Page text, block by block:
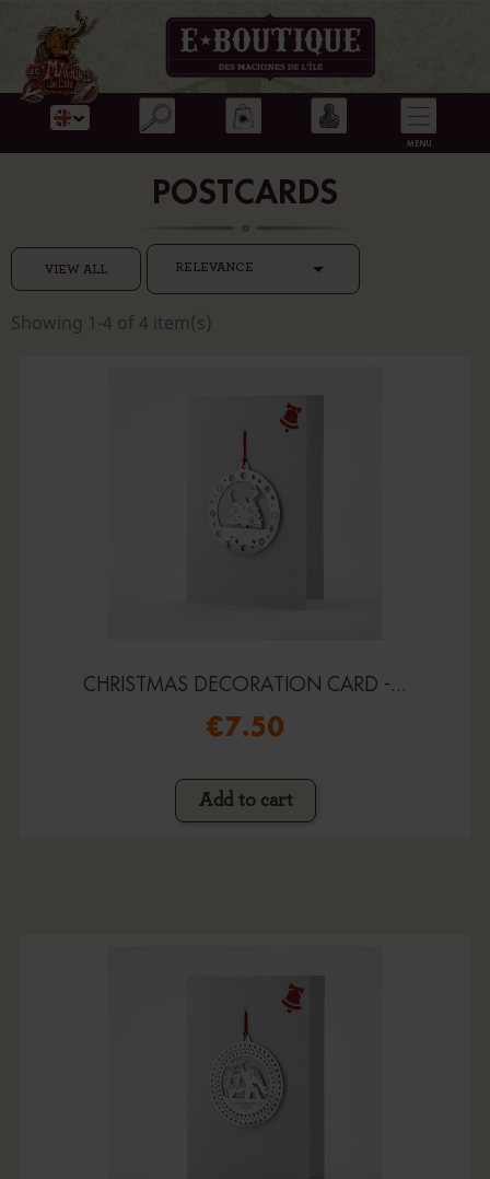
POSTCARDS
VIEW ALL RELEVANCE 
Showing 1-4 of 4 item(s)
CHRISTMAS DECORATION CARD -...
€7.50
Add to cart